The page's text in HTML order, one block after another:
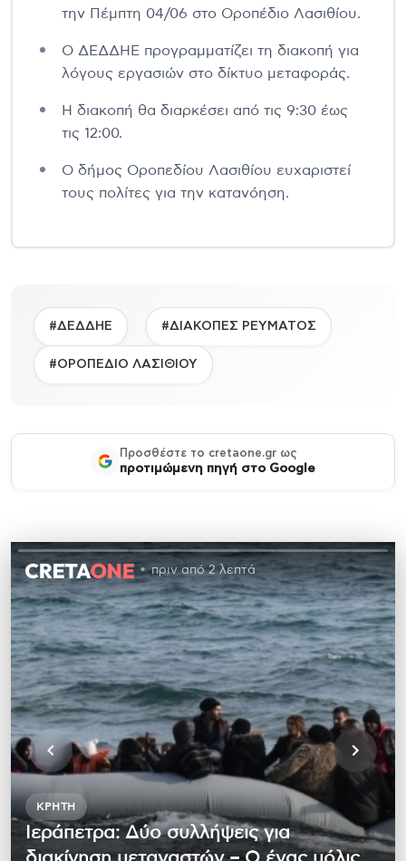
την Πέμπτη 04/06 στο Οροπέδιο Λασιθίου.
Ο ΔΕΔΔΗΕ προγραμματίζει τη διακοπή για
λόγους εργασιών στο δίκτυο μεταφοράς.
Η διακοπή θα διαρκέσει από τις 9:30 έως
τις 12:00.
Ο δήμος Οροπεδίου Λασιθίου ευχαριστεί
τους πολίτες για την κατανόηση.
#ΔΕΔΔΗΕ #ΔΙΑΚΟΠΕΣ ΡΕΥΜΑΤΟΣ
#ΟΡΟΠΕΔΙΟ ΛΑΣΙΘΙΟΥ
Προσθέστε το cretaone.gr ως
προτιμώμενη πηγή στο Google
πριν από 2 λεπτά
ΚΡΉΤΗ
Ιεράπετρα: Δύο συλλήψεις για